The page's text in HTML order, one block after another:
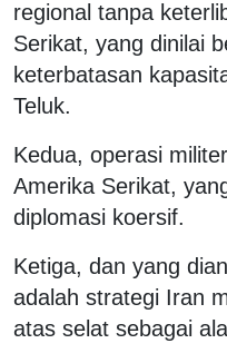
regional tanpa
Serikat, yang dinilai
keterbatasan
Teluk.
Kedua, operasi
Amerika Serikat,
diplomasi koersif.
Ketiga, dan yang
adalah strategi Iran
atas selat sebagai